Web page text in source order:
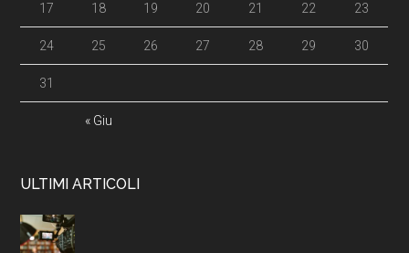
« Giu
17 18 19 20 21 22 23
24 25 26 27 28 29 30
31
ULTIMI ARTICOLI